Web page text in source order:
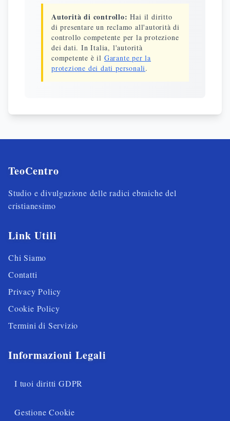
Autorità di controllo: Hai il diritto
di presentare un reclamo all'autorità di
controllo competente per la protezione
dei dati. In Italia, l'autorità
competente è il Garante per la
protezione dei dati personali.
TeoCentro
Studio e divulgazione delle radici ebraiche del
cristianesimo
Link Utili
Chi Siamo
Contatti
Privacy Policy
Cookie Policy
Termini di Servizio
Informazioni Legali
I tuoi diritti GDPR
Gestione Cookie